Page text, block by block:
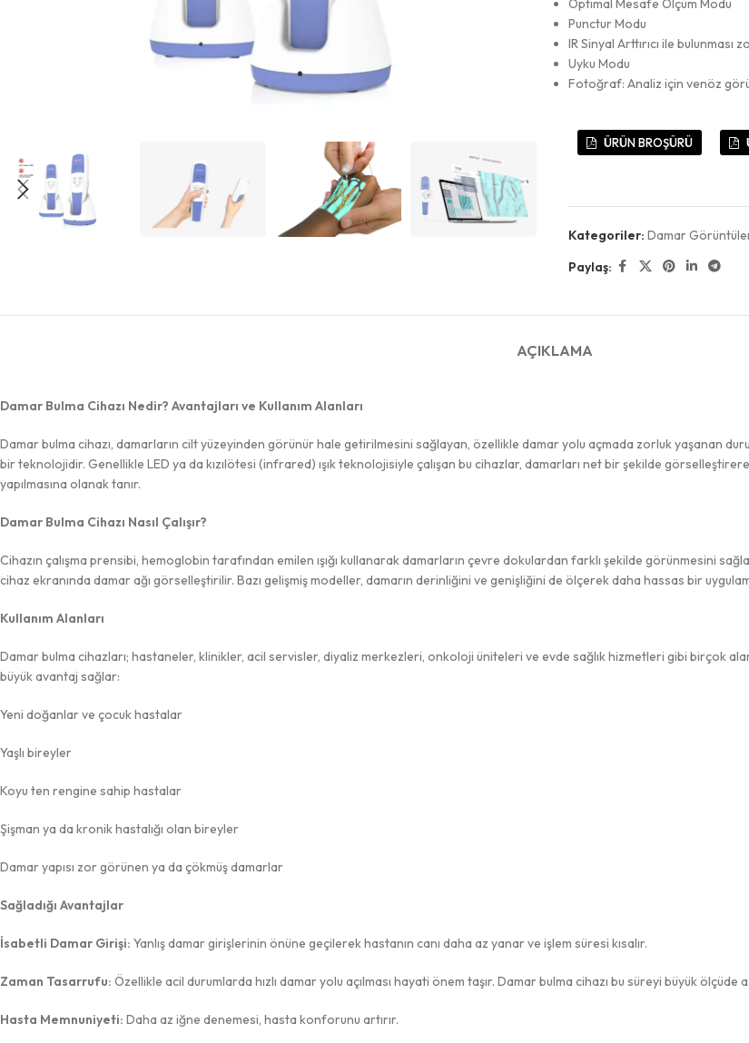
Optimal Mesafe Ölçüm Modu
Punctur Modu
IR Sinyal Arttırıcı ile
Uyku Modu
Fotoğraf: Analiz için venöz
ÜRÜN BROŞÜRÜ
Kategoriler: Damar
Paylaş:
AÇIKLAMA
Damar Bulma Cihazı Nedir? Avantajları ve Kullanım Alanları
Damar bulma cihazı, damarların cilt yüzeyinden görünür hale getirilmesini sağlayan, özellikle damar yolu açmada zorluk yaşanan
bir teknolojidir. Genellikle LED ya da kızılötesi (infrared) ışık teknolojisiyle çalışan bu cihazlar, damarları net bir şekilde
yapılmasına olanak tanır.
Damar Bulma Cihazı Nasıl Çalışır?
Cihazın çalışma prensibi, hemoglobin tarafından emilen ışığı kullanarak damarların çevre dokulardan farklı şekilde görünmesini
cihaz ekranında damar ağı görselleştirilir. Bazı gelişmiş modeller, damarın derinliğini ve genişliğini de ölçerek daha hassas bir
Kullanım Alanları
Damar bulma cihazları; hastaneler, klinikler, acil servisler, diyaliz merkezleri, onkoloji üniteleri ve evde sağlık hizmetleri gibi birçok
büyük avantaj sağlar:
Yeni doğanlar ve çocuk hastalar
Yaşlı bireyler
Koyu ten rengine sahip hastalar
Şişman ya da kronik hastalığı olan bireyler
Damar yapısı zor görünen ya da çökmüş damarlar
Sağladığı Avantajlar
İsabetli Damar Girişi: Yanlış damar girişlerinin önüne geçilerek hastanın canı daha az yanar ve işlem süresi kısalır.
Zaman Tasarrufu: Özellikle acil durumlarda hızlı damar yolu açılması hayati önem taşır. Damar bulma cihazı bu süreyi büyük ölçüde
Hasta Memnuniyeti: Daha az iğne denemesi, hasta konforunu artırır.